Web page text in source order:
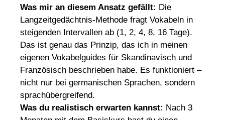
Was mir an diesem Ansatz gefällt: Die
Langzeitgedächtnis-Methode fragt Vokabeln in
steigenden Intervallen ab (1, 2, 4, 8, 16 Tage).
Das ist genau das Prinzip, das ich in meinen
eigenen Vokabelguides für Skandinavisch und
Französisch beschrieben habe. Es funktioniert –
nicht nur bei germanischen Sprachen, sondern
sprachübergreifend.
Was du realistisch erwarten kannst: Nach 3